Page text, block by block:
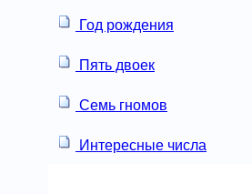
Год рождения
Пять двоек
Семь гномов
Интересные числа